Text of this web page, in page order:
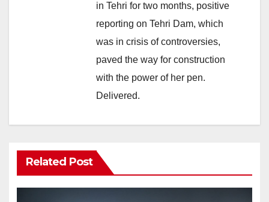
in Tehri for two months, positive
reporting on Tehri Dam, which
was in crisis of controversies,
paved the way for construction
with the power of her pen.
Delivered.
Related Post